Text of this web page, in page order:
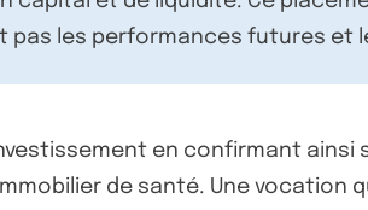
pas les performances futures
en confirmant
de santé. Une vocation